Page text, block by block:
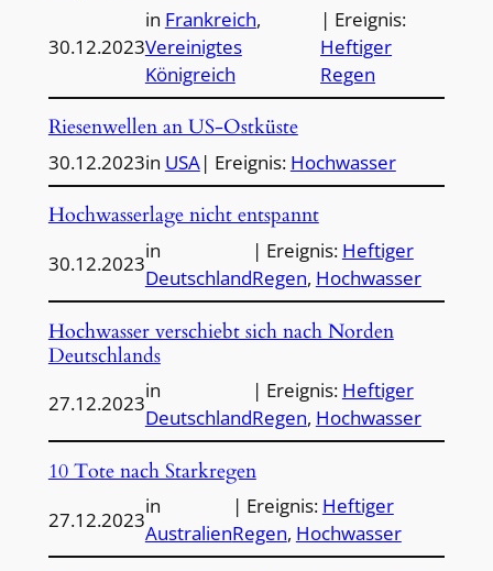
30.12.2023
in Frankreich
Vereinigtes
Königreich
| Ereignis:
Heftiger
Regen
Riesenwellen an US-Ostküste
30.12.2023in USA| Ereignis: Hochwasser
Hochwasserlage nicht entspannt
30.12.2023
in
Deutschland
| Ereignis: Heftiger
Regen, Hochwasser
Hochwasser verschiebt sich nach Norden
Deutschlands
27.12.2023
in
Deutschland
| Ereignis: Heftiger
Regen, Hochwasser
10 Tote nach Starkregen
27.12.2023
in
Australien
| Ereignis: Heftiger
Regen, Hochwasser